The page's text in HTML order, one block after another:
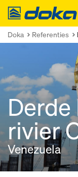
Doka
Doka Referenties
rivier
Venezuela